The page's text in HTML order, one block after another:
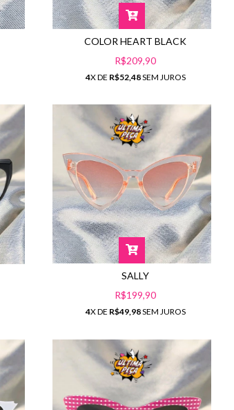
COLOR HEART BLACK
R$209,90
4X DE R$52,48SEM JUROS
SALLY
R$199,90
4X DE R$49,98SEM JUROS